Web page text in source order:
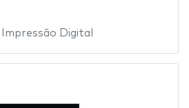
Impressão Digital